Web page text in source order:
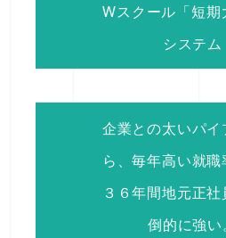
Wスクール「短期
システム
企業との太いパ
ら、毎年高い就職
３６年間地元正
倒的に強い